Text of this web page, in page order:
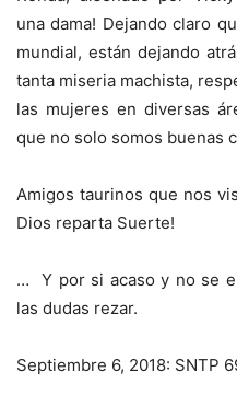
una dama! Dejando claro
mundial, están dejando
tanta miseria machista,
las mujeres en diversas
que no solo somos buenas
Amigos taurinos que nos
Dios reparta Suerte!
… Y por si acaso y no se
las dudas rezar.
Septiembre 6, 2018: SNTP